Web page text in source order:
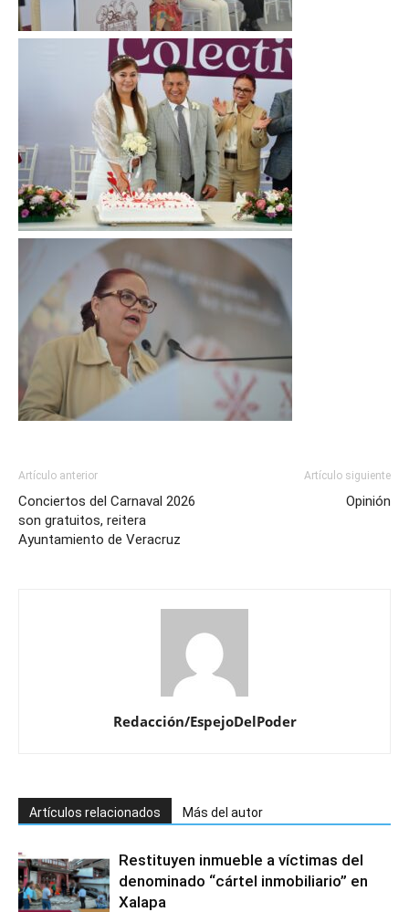
Artículo anterior
Conciertos del Carnaval 2026
son gratuitos, reitera
Ayuntamiento de Veracruz
Artículo siguiente
Opinión
Redacción/EspejoDelPoder
Artículos relacionados Más del autor
Restituyen inmueble a víctimas del
denominado “cártel inmobiliario” en
Xalapa